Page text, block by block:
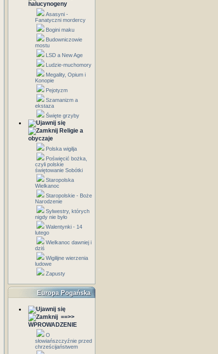
halucynogeny
Asasyni -
Fanatyczni mordercy
Bogini maku
Budowniczowie
mostu
LSD a New Age
Ludzie-muchomory
Megality, Opium i
Konopie
Pejotyzm
Szamanizm a
ekstaza
Święte grzyby
Religie a
obyczaje
Polska wigilja
Poświęcić bożka,
czyli polskie
świętowanie Sobótki
Staropolska
Wielkanoc
Staropolskie - Boże
Narodzenie
Sylwestry, których
nigdy nie było
Walentynki - 14
lutego
Wielkanoc dawniej i
dziś
Wigilijne wierzenia
ludowe
Zapusty
Europa Pogańska
==>>
WPROWADZENIE
O
słowiańszczyźnie przed
chrześcijaństwem